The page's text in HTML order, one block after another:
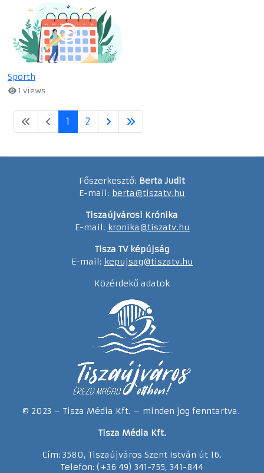
Sporth
1 views
1 2
Főszerkesztő: Berta Judit
E-mail: berta@tiszatv.hu
Tiszaújvárosi Krónika
E-mail: kronika@tiszatv.hu
Tisza TV képújság
E-mail: kepujsag@tiszatv.hu
Közérdekű adatok
© 2023 – Tisza Média Kft. – minden jog fenntartva.
Tisza Média Kft.
Cím: 3580, Tiszaújváros Szent István út 16.
Telefon: (+36 49) 341-755, 341-844